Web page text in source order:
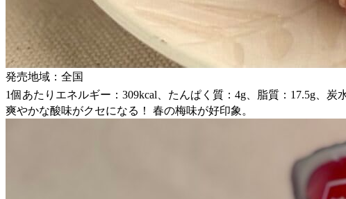
発売地域：全国
1個あたりエネルギー：309kcal、たんぱく質：4g、脂質：17.5g、炭
爽やかな酸味がクセになる！ 春の梅味が好印象。